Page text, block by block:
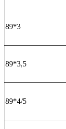
89*3
89*3,5
89*4/5